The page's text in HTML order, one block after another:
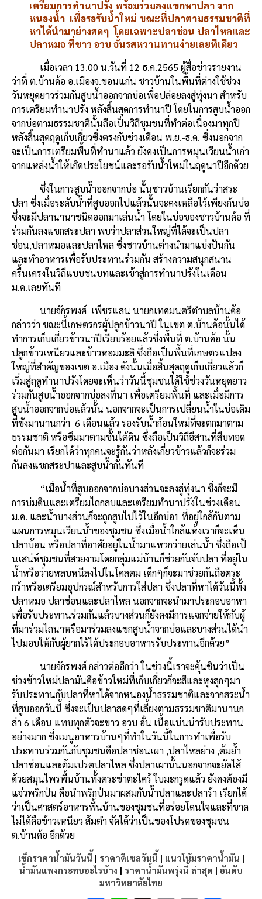
b
o
o
k
l Li
n
k
e
เตรียมการทำนาปรัง พร้อมร่วมลงแขกหาปลาจาก
หนองน้ำ เพื่อรอรับน้ำใหม่ ขณะที่ปลาตามธรรมชาติที่
หาได้นำมาย่างสดๆ โดยเฉพาะปลาช่อน ปลาไหลและ
ปลาหมอ ที่ขาว อวบอั๋นรสหวานทานง่ายเลยทีเดียว
เมื่อเวลา 13.00 น.วันที่ 12 ธ.ค.2565 ผู้สื่อข่าวรายงาน
ว่าที่ ต.บ้านค้อ อ.เมืองจ.ขอนแก่น ชาวบ้านในพื้นที่ต่างใช้ช่วง
วันหยุดยาวร่วมกันสูบน้ำออกจากบ่อเพื่อปล่อยลงสู่ทุ่งนา สำหรับ
การเตรียมทำนาปรัง หลังสิ้นสุดการทำนาปี โดยในการสูบน้ำออก
จากบ่อตามธรรมชาตินั้นถือเป็นวิถีชุมชนที่ทำต่อเนื่องมาทุกปี
หลังสิ้นสุดฤดูเก็บเกี่ยวซึ่งตรงกับช่วงเดือน พ.ย.-ธ.ค. ซึ่งนอกจาก
จะเป็นการเตรียมพื้นที่ทำนาแล้ว ยังคงเป็นการหมุนเวียนน้ำเก่า
จากแหล่งน้ำให้เกิดประโยชน์และรอรับน้ำใหม่ในฤดูนาปีอีกด้วย
ซึ่งในการสูบน้ำออกจากบ่อ นั้นชาวบ้านเรียกกันว่าสระ
ปลา ซึ่งเมื่อระดับน้ำที่สูบออกไปแล้วนั้นจะคงเหลือไว้เพียงก้นบ่อ
ซึ่งจะมีปลานานาชนิดออกมาเล่นน้ำ โดยในบ่อของชาวบ้านค้อ ที่
ร่วมกันลงแขกสระปลา พบว่าปลาส่วนใหญ่ที่ได้จะเป็นปลา
ช่อน,ปลาหมอและปลาไหล ซึ่งชาวบ้านต่างนำมาแบ่งปันกัน
และทำอาหารเพื่อรับประทานร่วมกัน สร้างความสนุกสนาน
ครื้นเครงในวิถีแบบชนบทและเข้าสู่การทำนาปรังในเดือน
ม.ค.เลยทันที
นายจักรพงศ์ เพ็ชรแสน นายกเทศมนตรีตำบลบ้านค้อ
กล่าวว่า ขณะนี้เกษตรกรผู้ปลูกข้าวนาปี ในเขต ต.บ้านค้อนั้นได้
ทำการเก็บเกี่ยวข้าวนาปีเรียบร้อยแล้วซึ่งพื้นที่ ต.บ้านค้อ นั้น
ปลูกข้าวเหนียวและข้าวหอมมะลิซึ่งถือเป็นพื้นที่เกษตรแปลง
ใหญ่ที่สำคัญของเขต อ.เมือง ดังนั้นเมื่อสิ้นสุดฤดูเก็บเกี่ยวแล้วก็
เริ่มสู่ฤดูทำนาปรังโดยจะเห็นว่าวันนี้ชุมชนได้ใช้ช่วงวันหยุดยาว
ร่วมกันสูบน้ำออกจากบ่อลงที่นา เพื่อเตรียมพื้นที่ และเมื่อมีการ
สูบน้ำออกจากบ่อแล้วนั้น นอกจากจะเป็นการเปลี่ยนน้ำในบ่อเดิม
ที่ขังมานานกว่า 6 เดือนแล้ว รองรับน้ำก้อนใหม่ที่จะตกมาตาม
ธรรมชาติหรือซึมมาตามชั้นใต้ดิน ซึ่งถือเป็นวิถีอีสานที่สืบทอด
ต่อกันมา เรียกได้ว่าทุกคนจะรู้กันว่าหลังเกี่ยวข้าวแล้วก็จะร่วม
กันลงแขกสระปาและสูบน้ำกันทันที
“เมื่อน้ำที่สูบออกจากบ่อบางส่วนจะลงสู่ทุ่งนา ซึ่งก็จะมี
การบ่มดินและเตรียมไถกลบและเตรียมทำนาปรังในช่วงเดือน
ม.ค. และน้ำบางส่วนก็จะถูกสูบไปไว้ในอีกบ่อ1 ที่อยู่ใกล้กันตาม
แผนการหมุนเวียนน้ำของชุมชน ซึ่งเมื่อน้ำใกล้แห้งเราก็จะเห็น
ปลาบ้อน หรือปลาที่อาศัยอยู่ในน้ำมาแหวกว่ายเล่นน้ำ ซึ่งถือเป้
นเสน่ห์ชุมชนที่สวยงามโดยกลุ่มแม่บ้านก็ช่วยกันจับปลา ที่อยู่ใน
น้ำหรือว่ายหลบหนีลงไปในโคลตม เด็กๆก็จะมาช่วยกันถือตระ
กร้าหรือเตรียมอุปกรณ์สำหรับการใส่ปลา ซึ่งปลาที่หาได้วันนี้ทั้ง
ปลาหมอ ปลาช่อนและปลาไหล นอกจากจะนำมาประกอบอาหา
เพื่อรับประทานร่วมกันแล้วบางส่วนก็ยังคงมีการแจกจ่ายให้กับผู้
ที่มาร่วมไถนาหรือมาร่วมลงแขกสูบน้ำจากบ่อและบางส่วนได้นำ
ไปมอบให้กับผู้ยากไร้ได้ประกอบอาหารรับประทานอีกด้วย”
นายจักรพงศ์กล่าวต่ออีกว่า ในช่วงนี้เราจะคุ้นชินว่าเป็น
ช่วงข้าวใหม่ปลามันคือข้าวใหม่ที่เก็บเกี่ยวก็จะสีและหุงสุกๆมา
รับประทานกับปลาที่หาได้จากหนองน้ำธรรมชาติและจากสระน้ำ
ที่สูบออกวันนี้ ซึ่งจะเป็นปลาสดๆที่เลี้ยงตามธรรมชาติมานานก
ส่า 6 เดือน แทบทุกตัวจะขาว อวบ อั๋น เนื้อแน่นน่ารับประทาน
อย่างมาก ซึ่งเมนูอาหารบ้านๆที่ทำในวันนี้ในการทำเพื่อรับ
ประทานร่วมกันกับชุมชนคือปลาช่อนเผา ,ปลาไหลย่าง ,ต้มย้ำ
ปลาช่อนและต้มเปรตปลาไหล ซึ่งปลาเผานั้นนอกจากจะยัดไส้
ด้วยสมุนไพรพื้นบ้านทั้งตระข่าตะไคร้ ใบมะกรูดแล้ว ยังคงต้องมี
แจ่วพริกป่น คือนำพริกป่นมาผสมกับน้ำปลาและปลาร้า เรียกได้
ว่าเป็นศาสตร์อาหารพื้นบ้านของชุมชนที่อร่อยโดนใจและที่ขาด
ไม่ได้คือข้าวเหนียว ส้มตำ จัดได้ว่าเป็นของโปรดของชุมชน
ต.บ้านค้อ อีกด้วย
เช็กราคาน้ำมันวันนี้ | ราคาดีเซลวันนี้ | แนวโน้มราคาน้ำมัน |
น้ำมันแพงกระทบอะไรบ้าง | ราคาน้ำมันพรุ่งนี้ ล่าสุด | อันดับ
มหาวิทยาลัยไทย